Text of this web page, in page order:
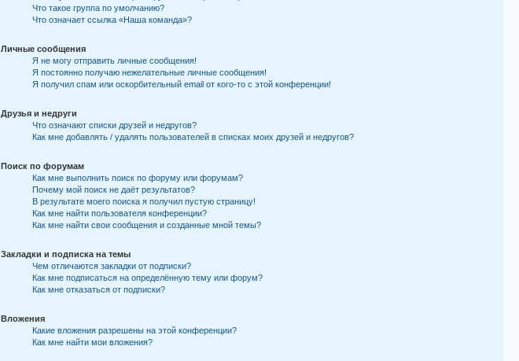
Что такое группа по умолчанию?
Что означает ссылка «Наша команда»?
Личные сообщения
Я не могу отправить личные сообщения!
Я постоянно получаю нежелательные личные сообщения!
Я получил спам или оскорбительный email от кого-то с этой конференции!
Друзья и недруги
Что означают списки друзей и недругов?
Как мне добавлять / удалять пользователей в списках моих друзей и недругов?
Поиск по форумам
Как мне выполнить поиск по форуму или форумам?
Почему мой поиск не даёт результатов?
В результате моего поиска я получил пустую страницу!
Как мне найти пользователя конференции?
Как мне найти свои сообщения и созданные мной темы?
Закладки и подписка на темы
Чем отличаются закладки от подписки?
Как мне подписаться на определённую тему или форум?
Как мне отказаться от подписки?
Вложения
Какие вложения разрешены на этой конференции?
Как мне найти мои вложения?